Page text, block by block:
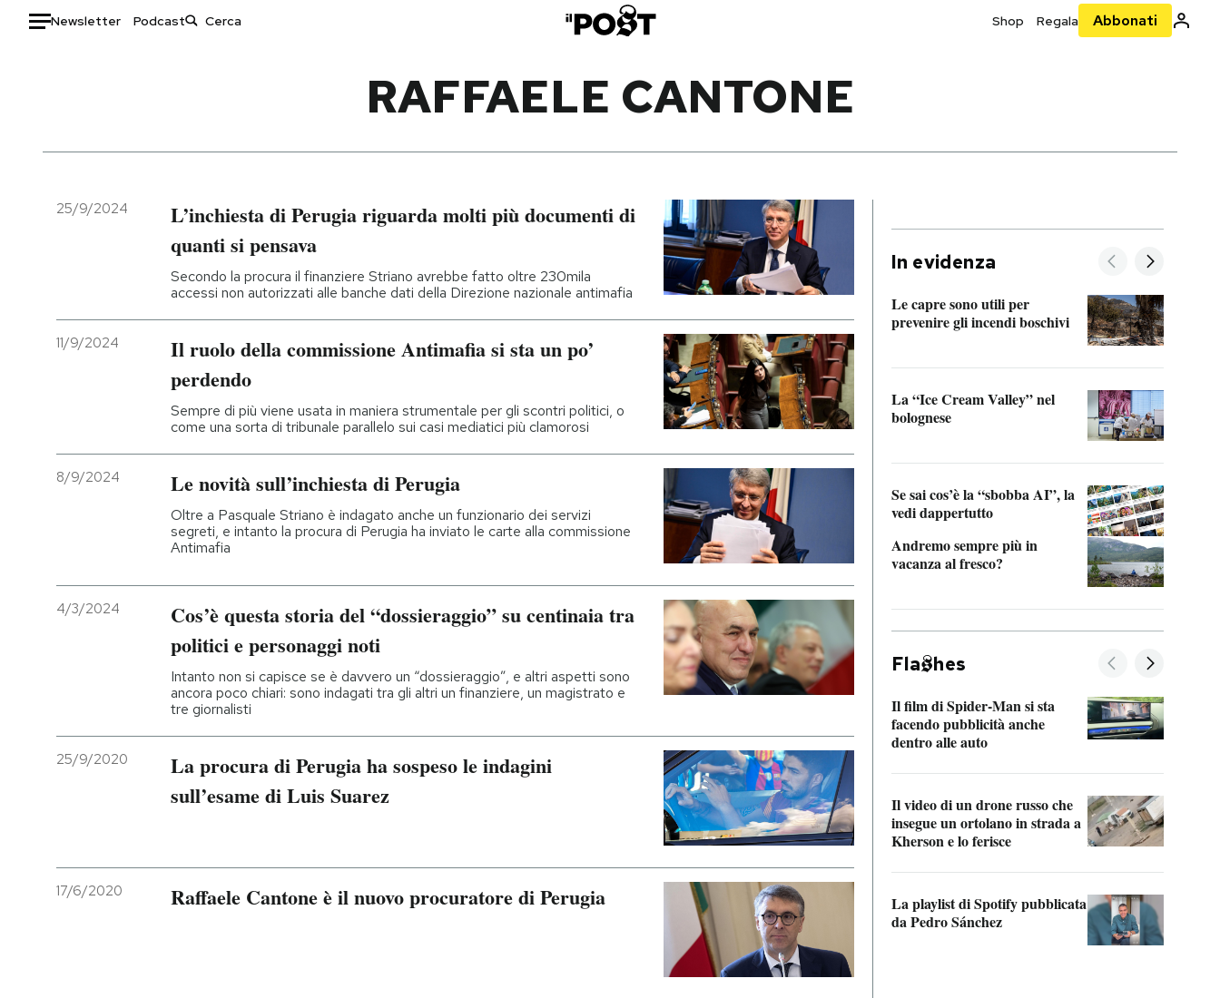
Newsletter Podcast Shop Regala Abbonati
Italia
Politica
Economia
Moda
Ok Boomer!
Media
Mondiali calcio 2026
AREA PERSONALE
RAFFAELE CANTONE
25/9/2024
L’inchiesta di Perugia riguarda molti più documenti di
quanti si pensava
Secondo la procura il finanziere Striano avrebbe fatto oltre 230mila
accessi non autorizzati alle banche dati della Direzione nazionale antimafia
11/9/2024
Il ruolo della commissione Antimafia si sta un po’
perdendo
Sempre di più viene usata in maniera strumentale per gli scontri politici, o
come una sorta di tribunale parallelo sui casi mediatici più clamorosi
8/9/2024 Le novità sull’inchiesta di Perugia
Oltre a Pasquale Striano è indagato anche un funzionario dei servizi
segreti, e intanto la procura di Perugia ha inviato le carte alla commissione
Antimafia
4/3/2024
Cos’è questa storia del “dossieraggio” su centinaia tra
politici e personaggi noti
Intanto non si capisce se è davvero un “dossieraggio”, e altri aspetti sono
ancora poco chiari: sono indagati tra gli altri un finanziere, un magistrato e
tre giornalisti
25/9/2020
La procura di Perugia ha sospeso le indagini
sull’esame di Luis Suarez
17/6/2020 Raffaele Cantone è il nuovo procuratore di Perugia
In evidenza
Le capre sono utili per
prevenire gli incendi boschivi
La “Ice Cream Valley” nel
bolognese
Se sai cos’è la “sbobba AI”, la
vedi dappertutto
Andremo sempre più in
vacanza al fresco?
Fla hes
Il film di Spider-Man si sta
facendo pubblicità anche
dentro alle auto
Il video di un drone russo che
insegue un ortolano in strada a
Kherson e lo ferisce
La playlist di Spotify pubblicata
da Pedro Sánchez